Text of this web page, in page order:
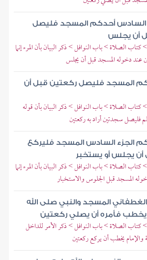
السادس أحدكم المسجد فليصل
أن يجلس
الصلاة > باب النوافل > ذكر البيان بأن المرء إنما
عند دخوله المسجد قبل أن يجلس
المسجد فليصل ركعتين قبل أن
الصلاة > باب النوافل > ذكر البيان بأن قوله
فليصل سجدتين أراد به ركعتين
الجزء السادس المسجد فليركع
أن يجلس أو يستخبر
الصلاة > باب النوافل > ذكر البيان بأن المرء إنما
المسجد قبل الجلوس والاستخبار
المسجد والنبي صلى الله
فأمره أن يصلي ركعتين
الصلاة > باب النوافل > ذكر الأمر للداخل
والإمام يخطب أن يركع ركعتين